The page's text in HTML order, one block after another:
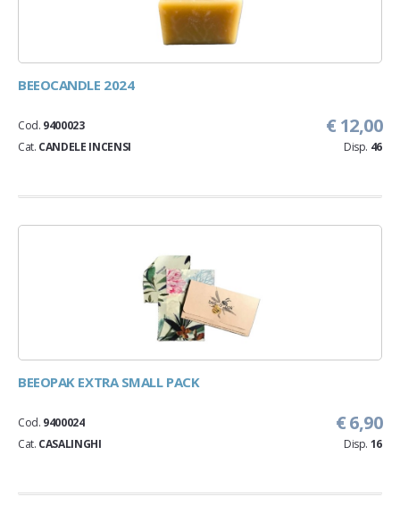
BEEOCANDLE 2024
€ 12,00
Cod. 9400023
Cat. CANDELE INCENSI Disp. 46
BEEOPAK EXTRA SMALL PACK
€ 6,90
Cod. 9400024
Cat. CASALINGHI Disp. 16